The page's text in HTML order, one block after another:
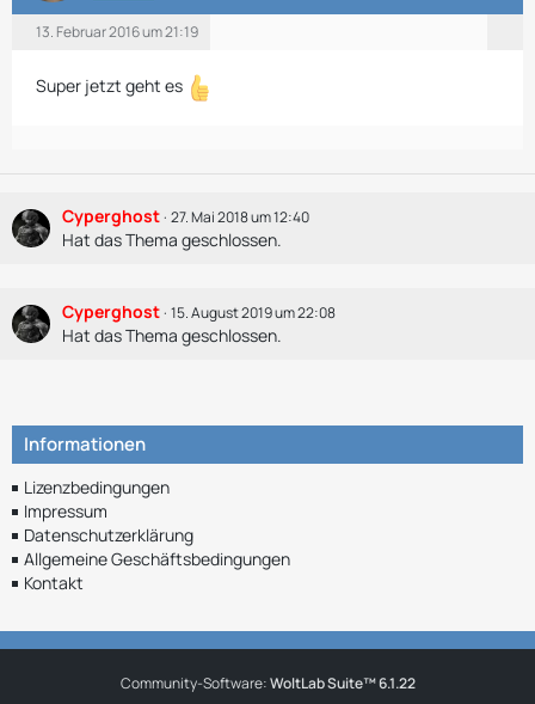
13. Februar 2016 um 21:19
Super jetzt geht es
Cyperghost 27. Mai 2018 um 12:40
Hat das Thema geschlossen.
Cyperghost 15. August 2019 um 22:08
Hat das Thema geschlossen.
Informationen
Lizenzbedingungen
Impressum
Datenschutzerklärung
Allgemeine Geschäftsbedingungen
Kontakt
Community-Software:WoltLab Suite™ 6.1.22